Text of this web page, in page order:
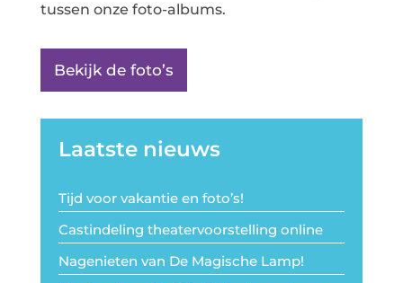
tussen onze foto-albums.
Bekijk de foto’s
Laatste nieuws
Tijd voor vakantie en foto’s!
Castindeling theatervoorstelling online
Nagenieten van De Magische Lamp!